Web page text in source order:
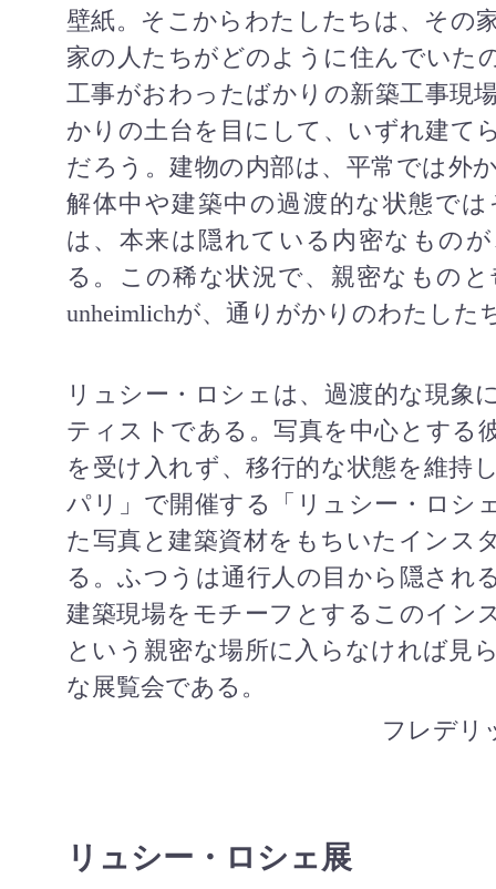
壁紙。そこからわたしたちは、その
家の人たちがどのように住んでいた
工事がおわったばかりの新築工事現
かりの土台を目にして、いずれ建て
だろう。建物の内部は、平常では外
解体中や建築中の過渡的な状態で
は、本来は隠れている内密なもの
る。この稀な状況で、親密なもの
unheimlichが、通りがかりのわたした
リュシー・ロシェは、過渡的な現象
ティストである。写真を中心とする
を受け入れず、移行的な状態を維持
パリ」で開催する「リュシー・ロシ
た写真と建築資材をもちいたインス
る。ふつうは通行人の目から隠され
建築現場をモチーフとするこのイン
という親密な場所に入らなければ見
な展覧会である。
フレデリ
リュシー・ロシェ展